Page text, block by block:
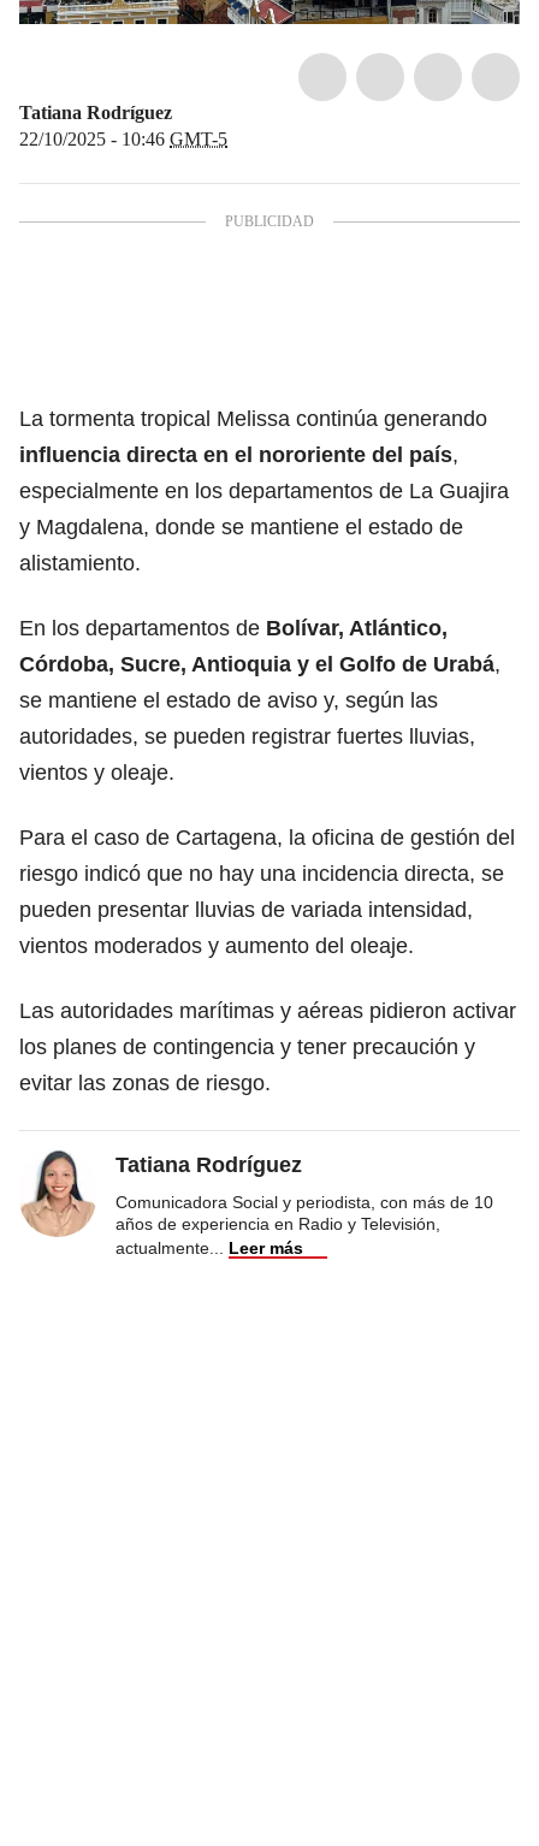
Tatiana Rodríguez
22/10/2025 - 10:46 GMT-5
La tormenta tropical Melissa continúa generando
influencia directa en el nororiente del país,
especialmente en los departamentos de La Guajira
y Magdalena, donde se mantiene el estado de
alistamiento.
En los departamentos de Bolívar, Atlántico,
Córdoba, Sucre, Antioquia y el Golfo de Urabá,
se mantiene el estado de aviso y, según las
autoridades, se pueden registrar fuertes lluvias,
vientos y oleaje.
Para el caso de Cartagena, la oficina de gestión del
riesgo indicó que no hay una incidencia directa, se
pueden presentar lluvias de variada intensidad,
vientos moderados y aumento del oleaje.
Las autoridades marítimas y aéreas pidieron activar
los planes de contingencia y tener precaución y
evitar las zonas de riesgo.
Tatiana Rodríguez
Comunicadora Social y periodista, con más de 10
años de experiencia en Radio y Televisión,
actualmente
Leer más